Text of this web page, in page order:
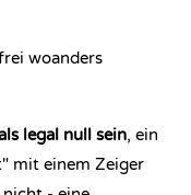
woanders
legal null sein, ein
mit einem Zeiger